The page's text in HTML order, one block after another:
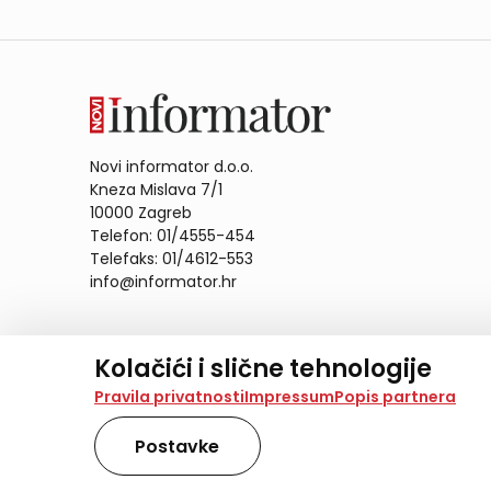
Kolačići i slične tehnologije
Na našoj web stranici koristimo kolačiće i slične
analiziramo promet na stranici te prikazujemo
također koriste ove tehnologije.
Odabirom opcije „Samo nužno“ prihvaćate samo
obradu svih kolačića potrebnih za analitiku i
Pravila privatnostiImpressumPopis partnera
Postavke
Novi informator d.o.o.
Kneza Mislava 7/1
10000 Zagreb
Telefon: 01/4555-454
Telefaks: 01/4612-553
info@informator.hr